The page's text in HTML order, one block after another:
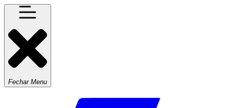
Fechar Menu